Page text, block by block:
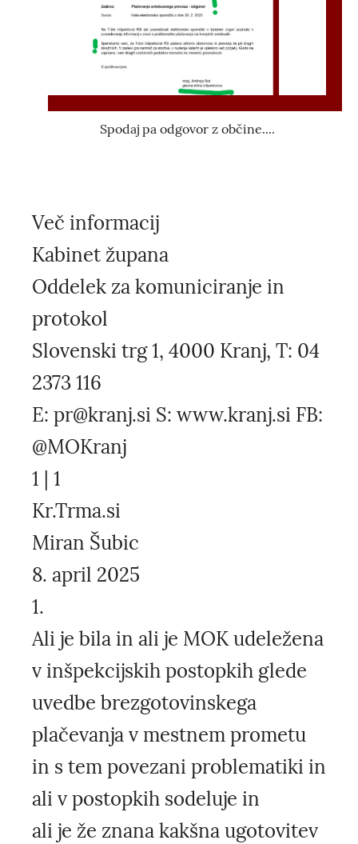
Spodaj pa odgovor z občine....
Več informacij
Kabinet župana
Oddelek za komuniciranje in
protokol
Slovenski trg 1, 4000 Kranj, T: 04
2373 116
E: pr@kranj.si S: www.kranj.si FB:
@MOKranj
1 | 1
Kr.Trma.si
Miran Šubic
8. april 2025
1.
Ali je bila in ali je MOK udeležena
v inšpekcijskih postopkih glede
uvedbe brezgotovinskega
plačevanja v mestnem prometu
in s tem povezani problematiki in
ali v postopkih sodeluje in
ali je že znana kakšna ugotovitev